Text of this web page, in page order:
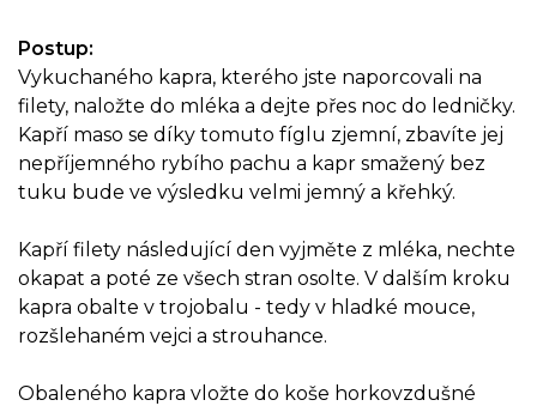
Postup:
Vykuchaného kapra, kterého jste naporcovali na
filety, naložte do mléka a dejte přes noc do ledničky.
Kapří maso se díky tomuto fíglu zjemní, zbavíte jej
nepříjemného rybího pachu a kapr smažený bez
tuku bude ve výsledku velmi jemný a křehký.
Kapří filety následující den vyjměte z mléka, nechte
okapat a poté ze všech stran osolte. V dalším kroku
kapra obalte v trojobalu - tedy v hladké mouce,
rozšlehaném vejci a strouhance.
Obaleného kapra vložte do koše horkovzdušné